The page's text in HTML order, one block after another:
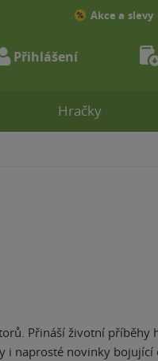
Přináší životní příběhy
i naprosté novinky bojující
Hračky
Akce a slevy
Přihlášení